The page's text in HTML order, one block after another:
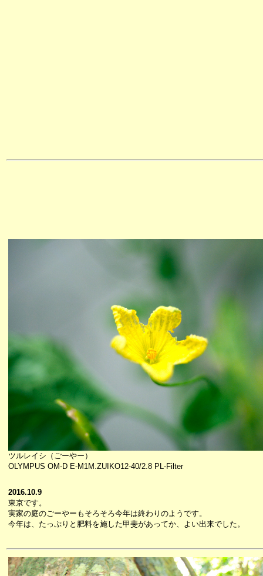
ツルレイシ（ごーやー）
OLYMPUS OM-D E-M1M.ZUIKO12-40/2.8 PL-Filter
2016.10.9
東京です。
実家の庭のごーやーもそろそろ今年は終わりのようです。
今年は、たっぷりと肥料を施した甲斐があってか、よい出来でした。